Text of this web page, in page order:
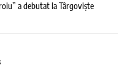
a debutat la Târgoviște